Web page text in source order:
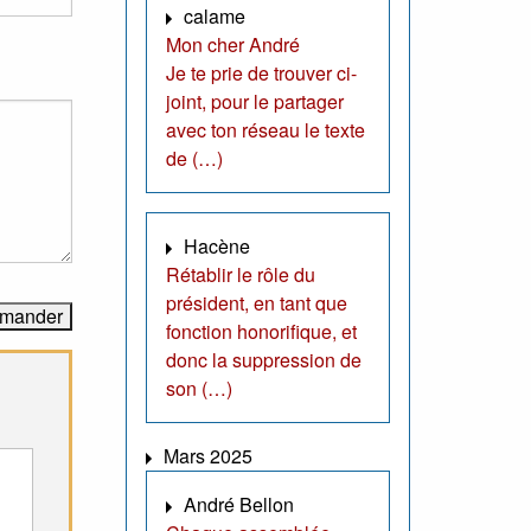
calame
Mon cher André
Je te prie de trouver ci-
joint, pour le partager
avec ton réseau le texte
de (…)
Hacène
Rétablir le rôle du
président, en tant que
fonction honorifique, et
donc la suppression de
son (…)
Mars 2025
André Bellon